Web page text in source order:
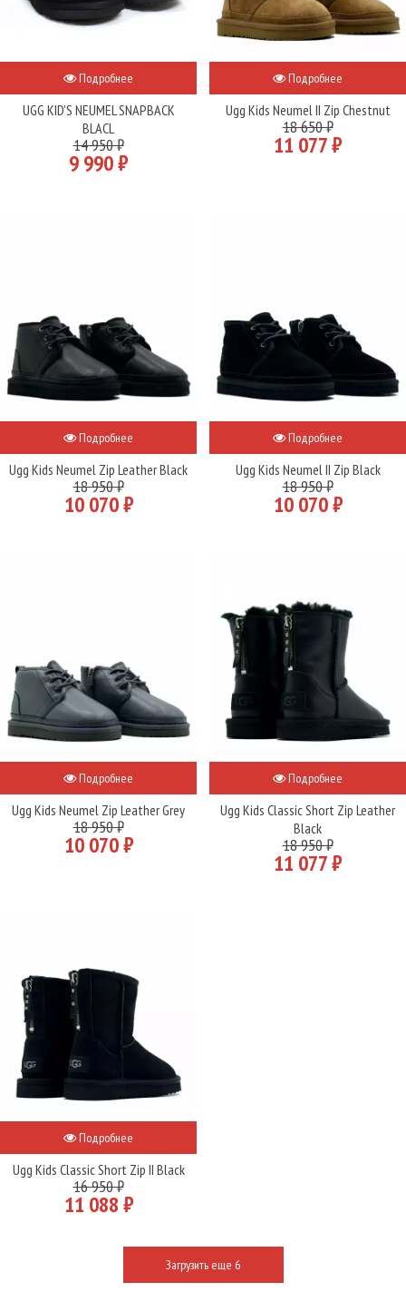
Подробнее
UGG KID'S NEUMEL SNAPBACK
BLACL
14 950 ₽
9 990 ₽
Подробнее
Ugg Kids Neumel II Zip Chestnut
18 650 ₽
11 077 ₽
Подробнее
Ugg Kids Neumel Zip Leather Black
18 950 ₽
10 070 ₽
Подробнее
Ugg Kids Neumel II Zip Black
18 950 ₽
10 070 ₽
Подробнее
Ugg Kids Neumel Zip Leather Grey
18 950 ₽
10 070 ₽
Подробнее
Ugg Kids Classic Short Zip Leather
Black
18 950 ₽
11 077 ₽
Подробнее
Ugg Kids Classic Short Zip II Black
16 950 ₽
11 088 ₽
Загрузить еще 6